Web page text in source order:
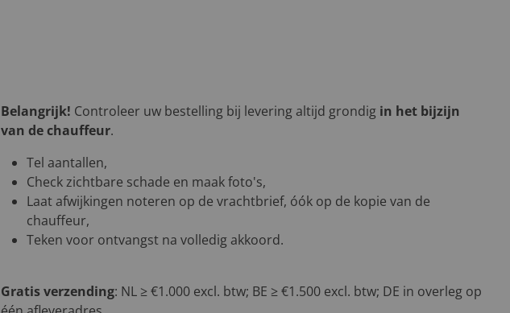
Belangrijk! Controleer uw bestelling bij levering altijd grondig in het bijzijn
van de chauffeur.
Tel aantallen,
Check zichtbare schade en maak foto's,
Laat afwijkingen noteren op de vrachtbrief, óók op de kopie van de
chauffeur,
Teken voor ontvangst na volledig akkoord.
Gratis verzending: NL ≥ €1.000 excl. btw; BE ≥ €1.500 excl. btw; DE in overleg op